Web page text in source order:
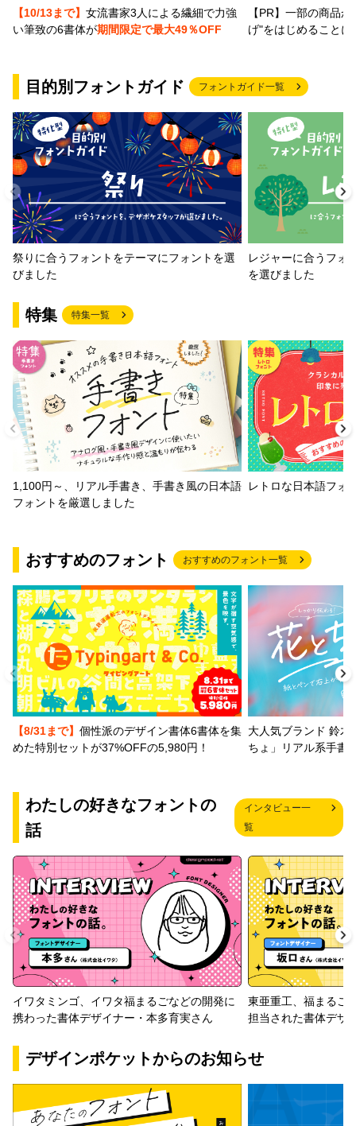
【10/13まで】 女流書家3人による繊細で力強
い筆致の6書体が期間限定で最大49％OFF
【PR】一部の商品
げ"をはじめること
目的別フォントガイド フォントガイド一覧
祭りに合うフォントをテーマにフォントを選
びました
レジャーに合うフォ
を選びました
特集 特集一覧
1,100円～、リアル手書き、手書き風の日本語
フォントを厳選しました
レトロな日本語フォ
おすすめのフォント おすすめのフォント一覧
【8/31まで】 個性派のデザイン書体6書体を集
めた特別セットが37%OFFの5,980円！
大人気ブランド 鈴木
ちょ」リアル系手書
わたしの好きなフォントの
話
インタビュー一
覧
イワタミンゴ、イワタ福まるごなどの開発に
携わった書体デザイナー・本多育実さん
東亜重工、福まるご
担当された書体デザ
デザインポケットからのお知らせ